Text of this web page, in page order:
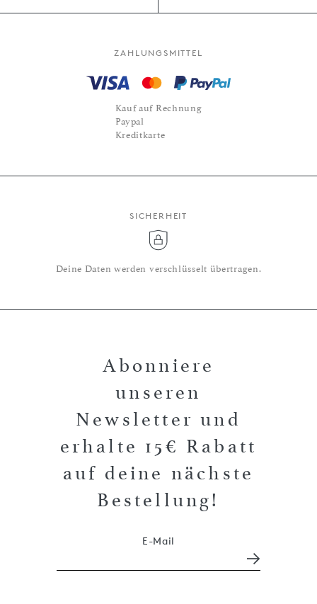
ZAHLUNGSMITTEL
Kauf auf Rechnung
Paypal
Kreditkarte
SICHERHEIT
Deine Daten werden verschlüsselt übertragen.
Abonniere
unseren
Newsletter und
erhalte 15€ Rabatt
auf deine nächste
Bestellung!
E-Mail